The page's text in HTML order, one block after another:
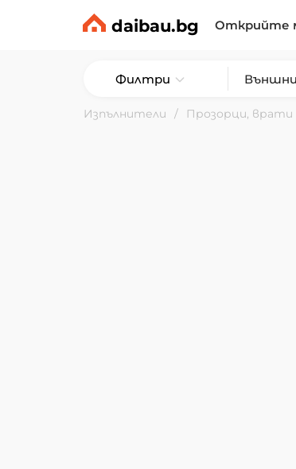
daibau.bg Открийте
Филтри
Изпълнители Прозорци, врати